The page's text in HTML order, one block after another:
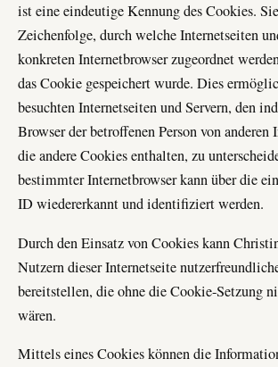
ist eine eindeutige Kennung des Cookies.
Zeichenfolge, durch welche Internetseiten
konkreten Internetbrowser zugeordnet
das Cookie gespeichert wurde. Dies
besuchten Internetseiten und Servern, den
Browser der betroffenen Person von anderen
die andere Cookies enthalten, zu
bestimmter Internetbrowser kann über die
ID wiedererkannt und identifiziert werden.
Durch den Einsatz von Cookies kann
Nutzern dieser Internetseite
bereitstellen, die ohne die Cookie-Setzung
wären.
Mittels eines Cookies können die